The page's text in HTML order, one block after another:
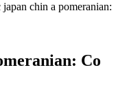
chin a pomeranian:
Co